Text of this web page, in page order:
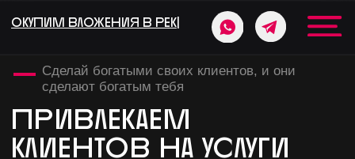
ПРИВЛЕКАЕМ
КЛИЕНТОВ НА УСЛУГИ
ВСКРЫТИЯ ЗАМКОВ